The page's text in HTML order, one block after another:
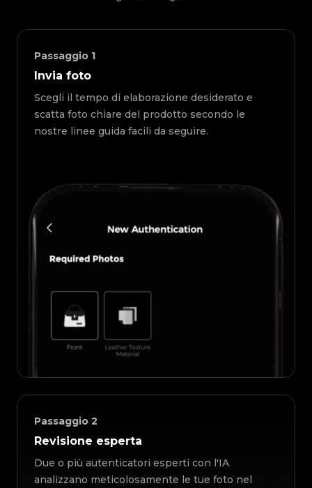
Passaggio 1
Invia foto
Scegli il tempo di elaborazione desiderato e
scatta foto chiare del prodotto secondo le
nostre linee guida facili da seguire.
Passaggio 2
Revisione esperta
Due o più autenticatori esperti con l'IA
analizzano meticolosamente le tue foto nel